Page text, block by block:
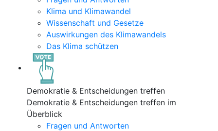
Klima und Klimawandel
Wissenschaft und Gesetze
Auswirkungen des Klimawandels
Das Klima schützen
Demokratie & Entscheidungen treffen
Demokratie & Entscheidungen treffen im
Überblick
Fragen und Antworten